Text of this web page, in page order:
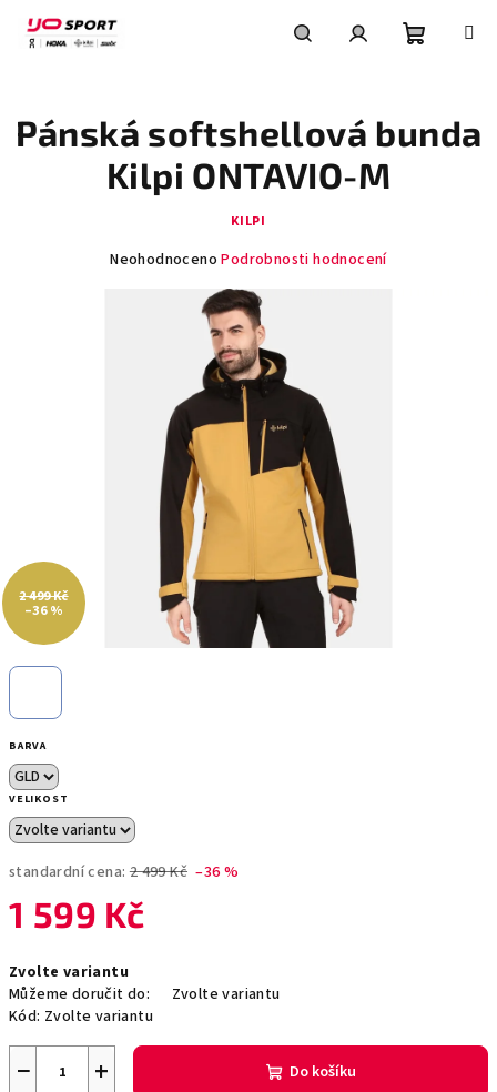
obsah
košík
BARVA
VELIKOST
standardní cena: 2 499 Kč –36 %
1 599 Kč
cena:
Zvolte variantu
Můžeme doručit do:
Zvolte variantu
Kód: Zvolte variantu
+
− Do košíku
Pánská softshellová bunda
Kilpi ONTAVIO-M
KILPI
Průměrné
hvězdiček.
Neohodnoceno Podrobnosti hodnocení
2 499 Kč
–36 %